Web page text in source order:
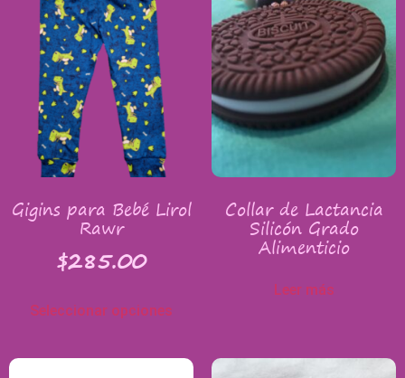
Gigins para Bebé Lirol
Rawr
$285.00
Seleccionar opciones
Collar de Lactancia
Silicón Grado
Alimenticio
Leer más